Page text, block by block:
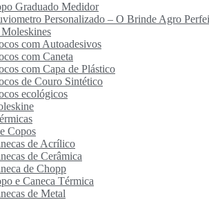
Graduado Medidor
Personalizado – O Brinde Agro
com Autoadesivos
com Caneta
com Capa de Plástico
de Couro Sintético
ecológicos
Copos
de Acrílico
de Cerâmica
de Chopp
e Caneca Térmica
de Metal